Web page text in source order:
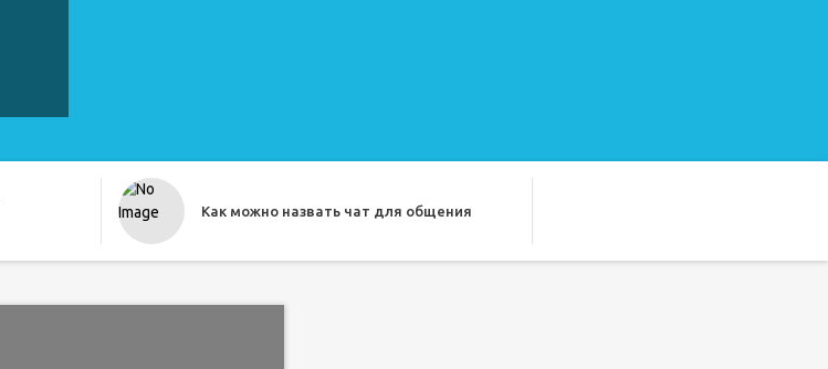
Как можно назвать чат для общения